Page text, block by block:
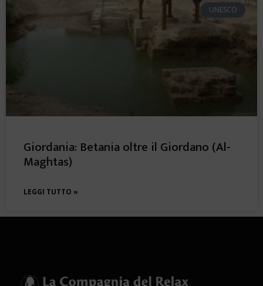
UNESCO
Giordania: Betania oltre il Giordano (Al-
Maghtas)
LEGGI TUTTO »